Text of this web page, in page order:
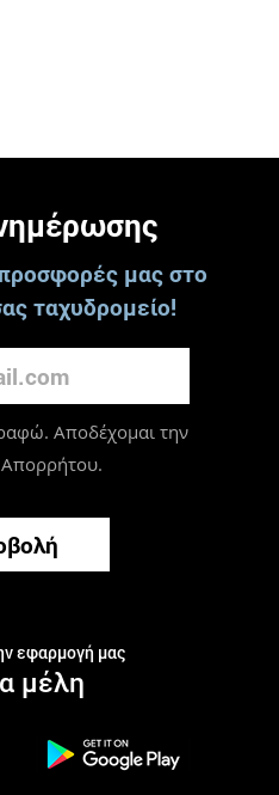
μας στο
ταχυδρομείο!
Αποδέχομαι την
Απορρήτου.
εφαρμογή μας
μέλη